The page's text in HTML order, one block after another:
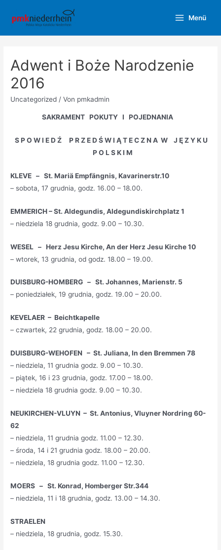
Inhalt
Menü
Adwent i Boże Narodzenie
2016
Uncategorized / Von pmkadmin
SAKRAMENT POKUTY I POJEDNANIA
S P O W I E D Ź P R Z E D Ś W I Ą T E C Z N A W J Ę Z Y K U
P O L S K I M
KLEVE – St. Mariä Empfängnis, Kavarinerstr.10
– sobota, 17 grudnia, godz. 16.00 – 18.00.
EMMERICH – St. Aldegundis, Aldegundiskirchplatz 1
– niedziela 18 grudnia, godz. 9.00 – 10.30.
WESEL – Herz Jesu Kirche, An der Herz Jesu Kirche 10
– wtorek, 13 grudnia, od godz. 18.00 – 19.00.
DUISBURG-HOMBERG – St. Johannes, Marienstr. 5
– poniedziałek, 19 grudnia, godz. 19.00 – 20.00.
KEVELAER – Beichtkapelle
– czwartek, 22 grudnia, godz. 18.00 – 20.00.
DUISBURG-WEHOFEN – St. Juliana, In den Bremmen 78
– niedziela, 11 grudnia godz. 9.00 – 10.30.
– piątek, 16 i 23 grudnia, godz. 17.00 – 18.00.
– niedziela 18 grudnia godz. 9.00 – 10.30.
NEUKIRCHEN-VLUYN – St. Antonius, Vluyner Nordring 60-
62
– niedziela, 11 grudnia godz. 11.00 – 12.30.
– środa, 14 i 21 grudnia godz. 18.00 – 20.00.
– niedziela, 18 grudnia godz. 11.00 – 12.30.
MOERS – St. Konrad, Homberger Str.344
– niedziela, 11 i 18 grudnia, godz. 13.00 – 14.30.
STRAELEN
– niedziela, 18 grudnia, godz. 15.30.